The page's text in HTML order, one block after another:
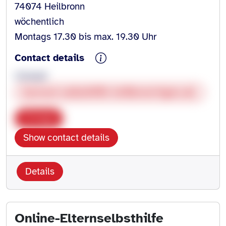
74074 Heilbronn
wöchentlich
Montags 17.30 bis max. 19.30 Uhr
Contact details
Show contact details
Details
Online-Elternselbsthilfe